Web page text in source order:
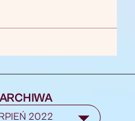
ARCHIWA